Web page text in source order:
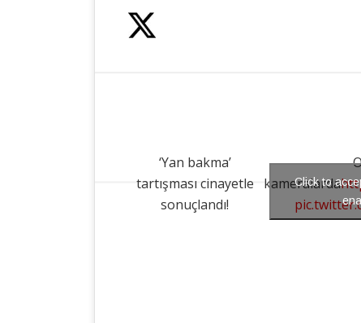
‘Yan bakma’
tartışması cinayetle
sonuçlandı!
kameralarda
Click to